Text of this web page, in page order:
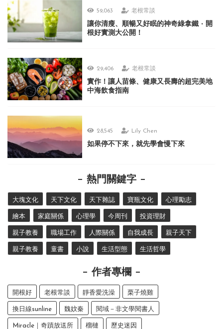
59,063 老根常談
讓你清瘦、順暢又好眠的神奇綠拿鐵 ‧ 開
根好實測大公開！
29,406 老根常談
實作！讓人苗條、健康又長壽的超完美地
中海飲食指南
28,545 Lily Chen
如果停不下來，就先學會慢下來
熱門關鍵字
大塊文化 天下文化 天下雜誌 寶瓶文化 心理勵志
繪本 家庭關係 心理學 今周刊 投資理財
親子教養 職場工作 人際關係 自我成長 親子天下
親子教養 童書 小說 生活型態 生活哲學
作者專欄
開根好 老根常談 靜香愛洗澡 栗子燒雞
換日線sunline 魏妏秦 閱域－非文學閱書人
Miracle｜奇蹟放送所 榴槤 歷史迷因